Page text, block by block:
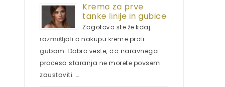
Krema za prve
tanke linije in gubice
Zagotovo ste že kdaj
razmišljali o nakupu kreme proti
gubam. Dobro veste, da naravnega
procesa staranja ne morete povsem
zaustaviti. …